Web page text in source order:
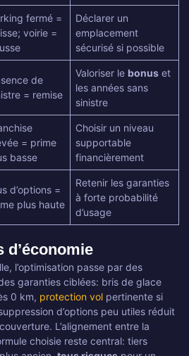
fermé =
voirie =
Déclarer un
emplacement
sécurisé si possible
de
= remise
Valoriser le bonus et
les années sans
sinistre
= prime
basse
Choisir un niveau
supportable
financièrement
d’options =
plus haute
Retenir les garanties
à forte probabilité
d’usage
d’économie
l’optimisation passe par des
garanties ciblées: bris de glace
0 km, protection vol pertinente si
d’options peu utiles réduit
L’alignement entre la
choisie reste central: tiers